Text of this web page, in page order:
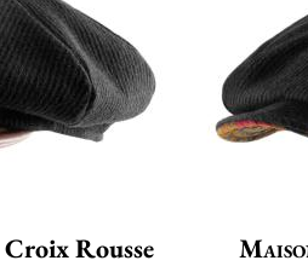
Croix Rousse